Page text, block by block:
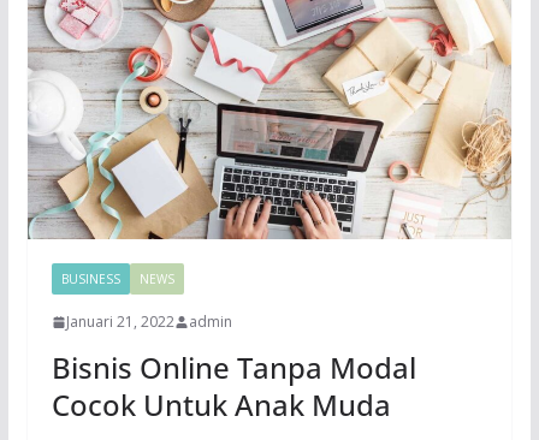
BUSINESS NEWS
Januari 21, 2022 admin
Bisnis Online Tanpa Modal
Cocok Untuk Anak Muda